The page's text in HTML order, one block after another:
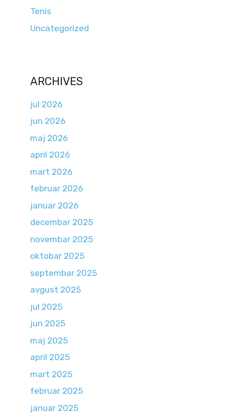
Tenis
Uncategorized
ARCHIVES
jul 2026
jun 2026
maj 2026
april 2026
mart 2026
februar 2026
januar 2026
decembar 2025
novembar 2025
oktobar 2025
septembar 2025
avgust 2025
jul 2025
jun 2025
maj 2025
april 2025
mart 2025
februar 2025
januar 2025